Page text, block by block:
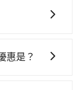
可參考tripool
租車都好像
他乘客的人
。
服務。在用
夜交通通常
惠是？